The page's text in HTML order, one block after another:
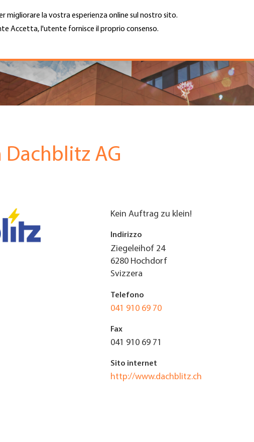
migliorare la vostra esperienza online sul nostro sito.
Accetta, l'utente fornisce il proprio consenso.Cerca
Top
Menu
Dachblitz AG
Kein Auftrag zu klein!
Indirizzo
Ziegeleihof 24
6280 Hochdorf
Svizzera
Telefono
041 910 69 70
Fax
041 910 69 71
Sito internet
http://www.dachblitz.ch